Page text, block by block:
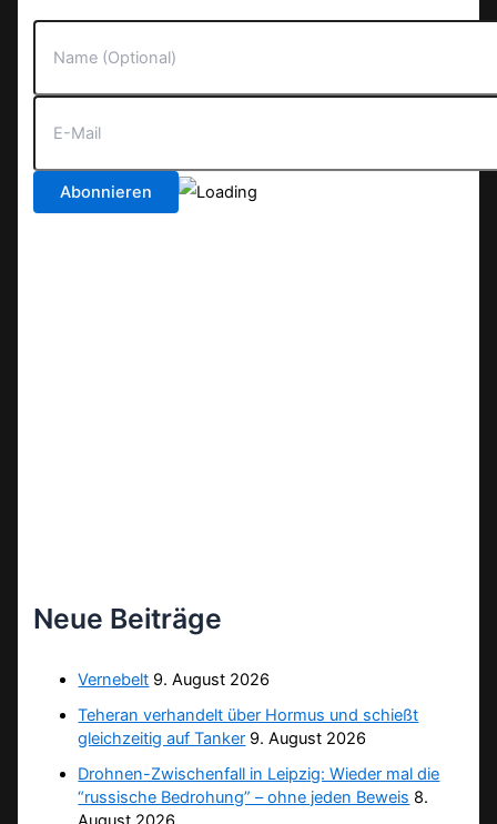
Neue Beiträge
Vernebelt 9. August 2026
Teheran verhandelt über Hormus und schießt
gleichzeitig auf Tanker 9. August 2026
Drohnen-Zwischenfall in Leipzig: Wieder mal die
“russische Bedrohung” – ohne jeden Beweis 8.